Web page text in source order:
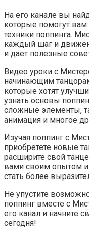
На его канале вы
которые помогут
техники поппинга.
каждый шаг и
и дает полезные
Видео уроки с
начинающим
которые хотят
узнать основы
сложные элементы,
анимация и многое
Изучая поппинг с
приобретете новые
расширите свой
вами своим опытом и
стать более
Не упустите
поппинг вместе с
его канал и начните
сегодня!